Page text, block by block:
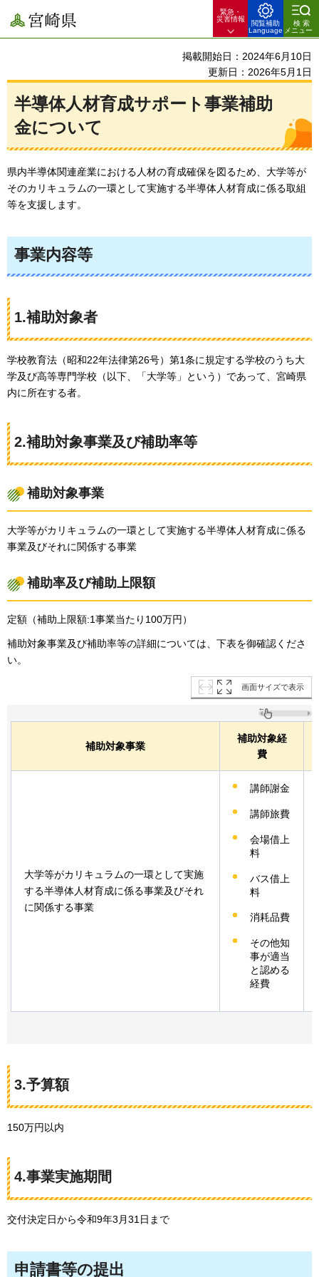
宮崎県
緊急・
災害情報
閲覧補助
Language
検索
メニュー
掲載開始日：2024年6月10日
更新日：2026年5月1日
半導体人材育成サポート事業補助
金について
県内半導体関連産業における人材の育成確保を図るため、大学等が
そのカリキュラムの一環として実施する半導体人材育成に係る取組
等を支援します。
事業内容等
1.補助対象者
学校教育法（昭和22年法律第26号）第1条に規定する学校のうち大
学及び高等専門学校（以下、「大学等」という）であって、宮崎県
内に所在する者。
2.補助対象事業及び補助率等
補助対象事業
大学等がカリキュラムの一環として実施する半導体人材育成に係る
事業及びそれに関係する事業
補助率及び補助上限額
定額（補助上限額:1事業当たり100万円）
補助対象事業及び補助率等の詳細については、下表を御確認くださ
い。
画面サイズで表示
補助対象事業
補助対象経
費
大学等がカリキュラムの一環として実施
する半導体人材育成に係る事業及びそれ
に関係する事業
講師謝金
講師旅費
会場借上
料
バス借上
料
消耗品費
その他知
事が適当
と認める
経費
3.予算額
150万円以内
4.事業実施期間
交付決定日から令和9年3月31日まで
申請書等の提出